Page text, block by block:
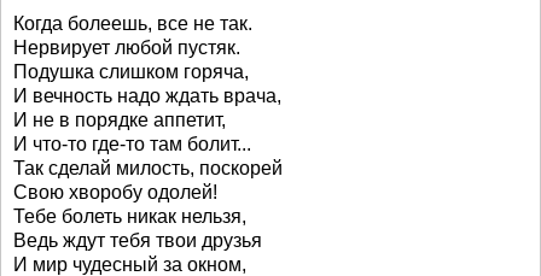
Когда болеешь, все не так.
Нервирует любой пустяк.
Подушка слишком горяча,
И вечность надо ждать врача,
И не в порядке аппетит,
И что-то где-то там болит...
Так сделай милость, поскорей
Свою хворобу одолей!
Тебе болеть никак нельзя,
Ведь ждут тебя твои друзья
И мир чудесный за окном,